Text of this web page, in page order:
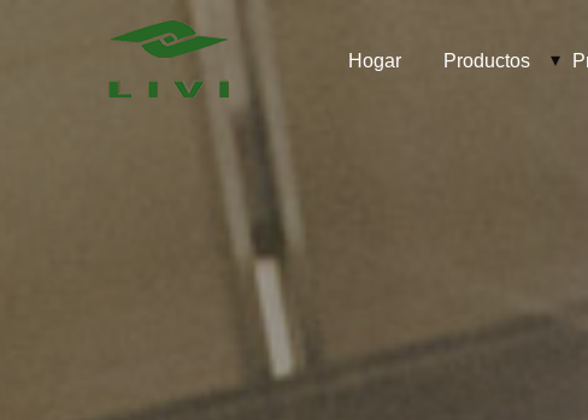
Hogar Productos